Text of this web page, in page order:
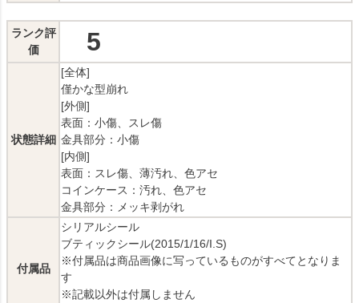
ランク評
価
5
状態詳細
[全体]
僅かな型崩れ
[外側]
表面：小傷、スレ傷
金具部分：小傷
[内側]
表面：スレ傷、薄汚れ、色アセ
コインケース：汚れ、色アセ
金具部分：メッキ剥がれ
付属品
シリアルシール
ブティックシール(2015/1/16/I.S)
※付属品は商品画像に写っているものがすべてとなりま
す
※記載以外は付属しません